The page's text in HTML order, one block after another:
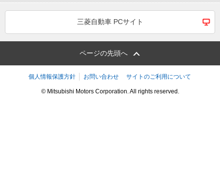
三菱自動車 PCサイト
ページの先頭へ
個人情報保護方針 お問い合わせ サイトのご利用について
© Mitsubishi Motors Corporation. All rights reserved.